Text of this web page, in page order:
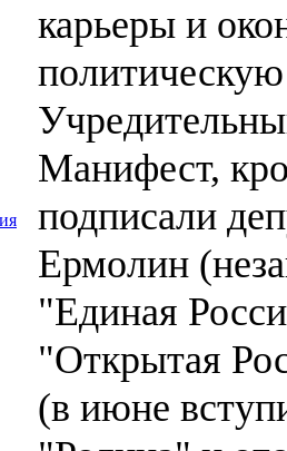
карьеры и
Манифест,
подписали
Ермолин
"Единая
"Открытая
(в июне